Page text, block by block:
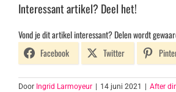
Interessant artikel? Deel het!
Vond je dit artikel interessant? Delen wordt
Facebook
Twitter
Door Ingrid Larmoyeur 14 juni 2021 After